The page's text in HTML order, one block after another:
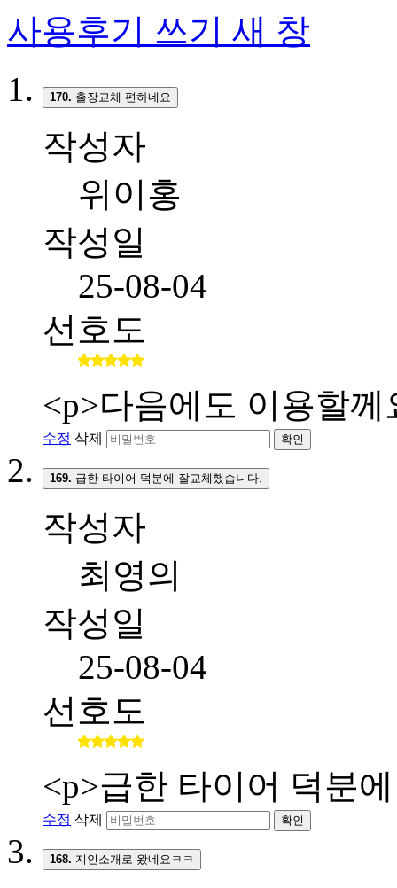
사용후기 쓰기 새 창
170. 출장교체 편하네요
작성자
위이홍
작성일
25-08-04
선호도
<p>다음에도 이용할께
수정 삭제 확인
169. 급한 타이어 덕분에 잘교체했습니다.
작성자
최영의
작성일
25-08-04
선호도
<p>급한 타이어 덕분
수정 삭제 확인
168. 지인소개로 왔네요ㅋㅋ